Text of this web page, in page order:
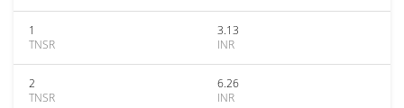
1
TNSR
3.13
INR
2
TNSR
6.26
INR